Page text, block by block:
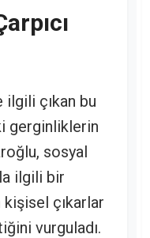
ilgili çıkan bu
gerginliklerin
sosyal
ilgili bir
kişisel çıkarlar
vurguladı.